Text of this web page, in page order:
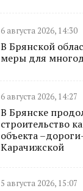
6 августа 2026, 14:30
В Брянской
меры для
6 августа 2026, 14:27
В Брянске
строительство
объекта
Карачижской
5 августа 2026, 15:07